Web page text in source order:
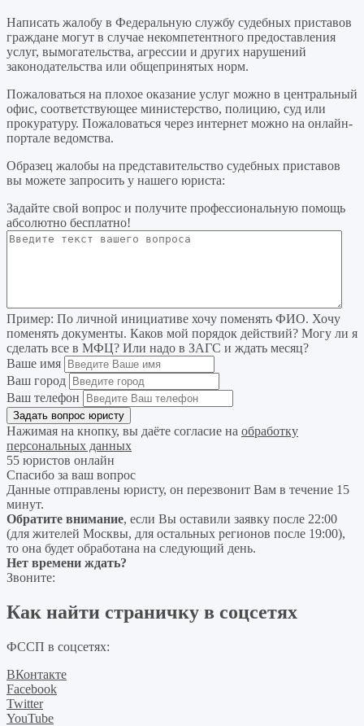
Написать жалобу в Федеральную службу судебных приставов
граждане могут в случае некомпетентного предоставления
услуг, вымогательства, агрессии и других нарушений
законодательства или общепринятых норм.
Пожаловаться на плохое оказание услуг можно в центральный
офис, соответствующее министерство, полицию, суд или
прокуратуру. Пожаловаться через интернет можно на онлайн-
портале ведомства.
Образец жалобы на представительство судебных приставов
вы можете запросить у нашего юриста:
Задайте свой вопрос и получите профессиональную помощь
абсолютно бесплатно!
Пример: По личной инициативе хочу поменять ФИО. Хочу
поменять документы. Каков мой порядок действий? Могу ли я
сделать все в МФЦ? Или надо в ЗАГС и ждать месяц?
Ваше имя
Ваш город
Ваш телефон
Нажимая на кнопку, вы даёте согласие на обработку
персональных данных
55 юристов онлайн
Спасибо за ваш вопрос
Данные отправлены юристу, он перезвонит Вам в течение 15
минут.
Обратите внимание, если Вы оставили заявку после 22:00
(для жителей Москвы, для остальных регионов после 19:00),
то она будет обработана на следующий день.
Нет времени ждать?
Звоните:
Как найти страничку в соцсетях
ФССП в соцсетях:
ВКонтакте
Facebook
Twitter
YouTube